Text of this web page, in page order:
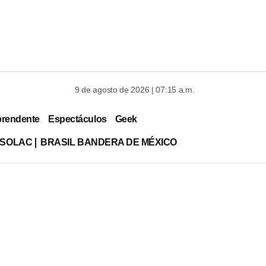
9 de agosto de 2026 | 07:15 a.m.
Espectáculos Geek
BRASIL BANDERA DE MÉXICO